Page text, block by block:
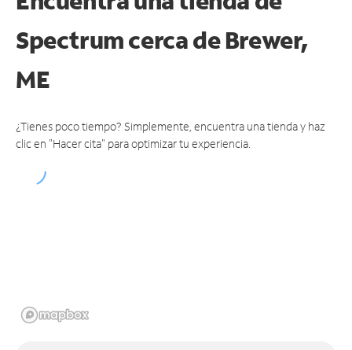
Spectrumcerca de Brewer,
ME
¿Tienes poco tiempo? Simplemente, encuentra una tienda y haz
clic en "Hacer cita" para optimizar tu experiencia.